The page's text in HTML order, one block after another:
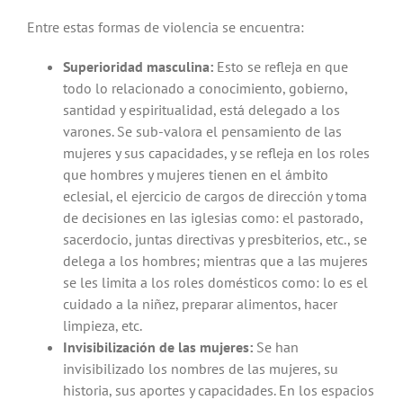
Entre estas formas de violencia se encuentra:
Superioridad masculina: Esto se refleja en que
todo lo relacionado a conocimiento, gobierno,
santidad y espiritualidad, está delegado a los
varones. Se sub-valora el pensamiento de las
mujeres y sus capacidades, y se refleja en los roles
que hombres y mujeres tienen en el ámbito
eclesial, el ejercicio de cargos de dirección y toma
de decisiones en las iglesias como: el pastorado,
sacerdocio, juntas directivas y presbiterios, etc., se
delega a los hombres; mientras que a las mujeres
se les limita a los roles domésticos como: lo es el
cuidado a la niñez, preparar alimentos, hacer
limpieza, etc.
Invisibilización de las mujeres: Se han
invisibilizado los nombres de las mujeres, su
historia, sus aportes y capacidades. En los espacios